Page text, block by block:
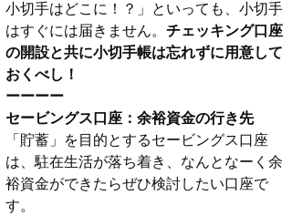
小切手はどこに！？」といっても、小切手
はすぐには届きません。 チェッキング口座
の開設と共に小切手帳は忘れずに用意して
おくべし！
ーーーー
セービングス口座：余裕資金の行き先
「貯蓄」を目的とするセービングス口座
は、駐在生活が落ち着き、なんとなーく余
裕資金ができたらぜひ検討したい口座で
す。